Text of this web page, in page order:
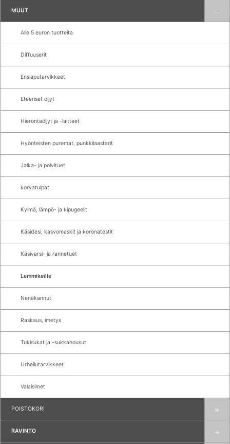
MUUT
Alle 5 euron tuotteita
Diffuuserit
Ensiaputarvikkeet
Eteeriset öljyt
Hierontaöljyt ja -laitteet
Hyönteisten puremat, punkkilaastarit
Jalka- ja polvituet
korvatulpat
Kylmä, lämpö- ja kipugeelit
Käsidesi, kasvomaskit ja koronatestit
Käsivarsi- ja rannetuet
Lemmikeille
Nenäkannut
Raskaus, imetys
Tukisukat ja -sukkahousut
Urheilutarvikkeet
Valaisimet
POISTOKORI
RAVINTO